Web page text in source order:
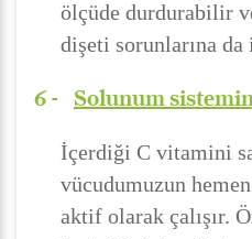
ölçüde durdurabilir
dişeti sorunlarına
6 - Solunum
İçerdiği C vitamini
vücudumuzun
aktif olarak çalışır.